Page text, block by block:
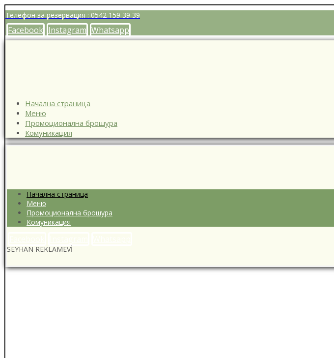
Телефон за резервация : 0542 159 39 39
Facebook Instagram Whatsapp
Начална страница
Меню
Промоционална брошура
Комуникация
Начална страница
Меню
Промоционална брошура
Комуникация
SEYHAN REKLAMEVİ